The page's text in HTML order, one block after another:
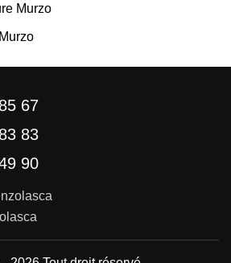
Murzo
67
83
90